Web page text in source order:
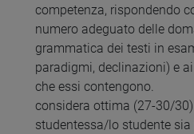
competenza, rispondendo
numero adeguato delle
grammatica dei testi in
paradigmi, declinazioni) e
che essi contengono.
considera ottima (27-30/
studentessa/lo studente